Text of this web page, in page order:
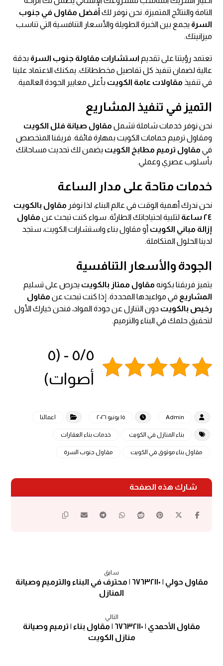
التامة والنتائج المتميزة. نحن نوفر لك أفضل مقاول في جنوب
السرة يجمع بين الخبرة الطويلة والأسعار التنافسية التي تناسب
ميزانيتك.
تعتمد رؤيتنا على تقديم استشارات مقاولة جنوب السرة بدقة
عالية لضمان تنفيذ كل تفاصيل مخططاتك. يمكنك الاعتماد علينا
في تنفيذ مقاولات عامة الكويت بأعلى معايير الجودة العالمية.
التميز في تنفيذ المشاريع
نحن نوفر خدمات شاملة تشمل مقاول صيانة فلل الكويت
ومقاول ترميم حمامات الكويت بمهارة فائقة. فريقنا المتخصص
في مقاول ترميم مطابخ الكويت يضمن لك تحديث مساحاتك
بأسلوب عصري وعملي.
خدمات متاحة على مدار الساعة
نحن ندرك أهمية الوقت في عالم البناء، لذا نوفر مقاول بالكويت
٢٤ ساعة
لتلبية احتياجاتك الطارئة. سواء كنت تبحث عن مقاول
إزالة مباني الكويت أو مقاول بناء واستشارات الكويت، ستجد
لدينا الحلول المتكاملة.
الجودة والأسعار التنافسية
يتميز فريقنا بكونه مقاول ممتاز بالكويت يحرص على تسليم
المشاريع في مواعيدها المحددة. إذا كنت تبحث عن مقاول
رخيص بالكويت دون التنازل عن جودة المواد، فنحن خيارك الأول
لتحقيق حلمك في البناء والترميم.
٥/٥ - (٥
أصوات)
Admin ١٥ يونيو ٢٠٢٦ اعمالنا
بناء المنازل في الكويت خدمات بناء العقارات
مقاول بناء موثوق في الكويت مقاول جنوب السرة
سابق
مقاول حولي | ٦٧٦٣٢١١٠ | محترف في البناء والترميم وصيانة
المنازل
التالي
مقاول الأحمدي | ٦٧٦٣٢١١٠ | مقاول بناء | ترميم وصيانة
منازل الكويت